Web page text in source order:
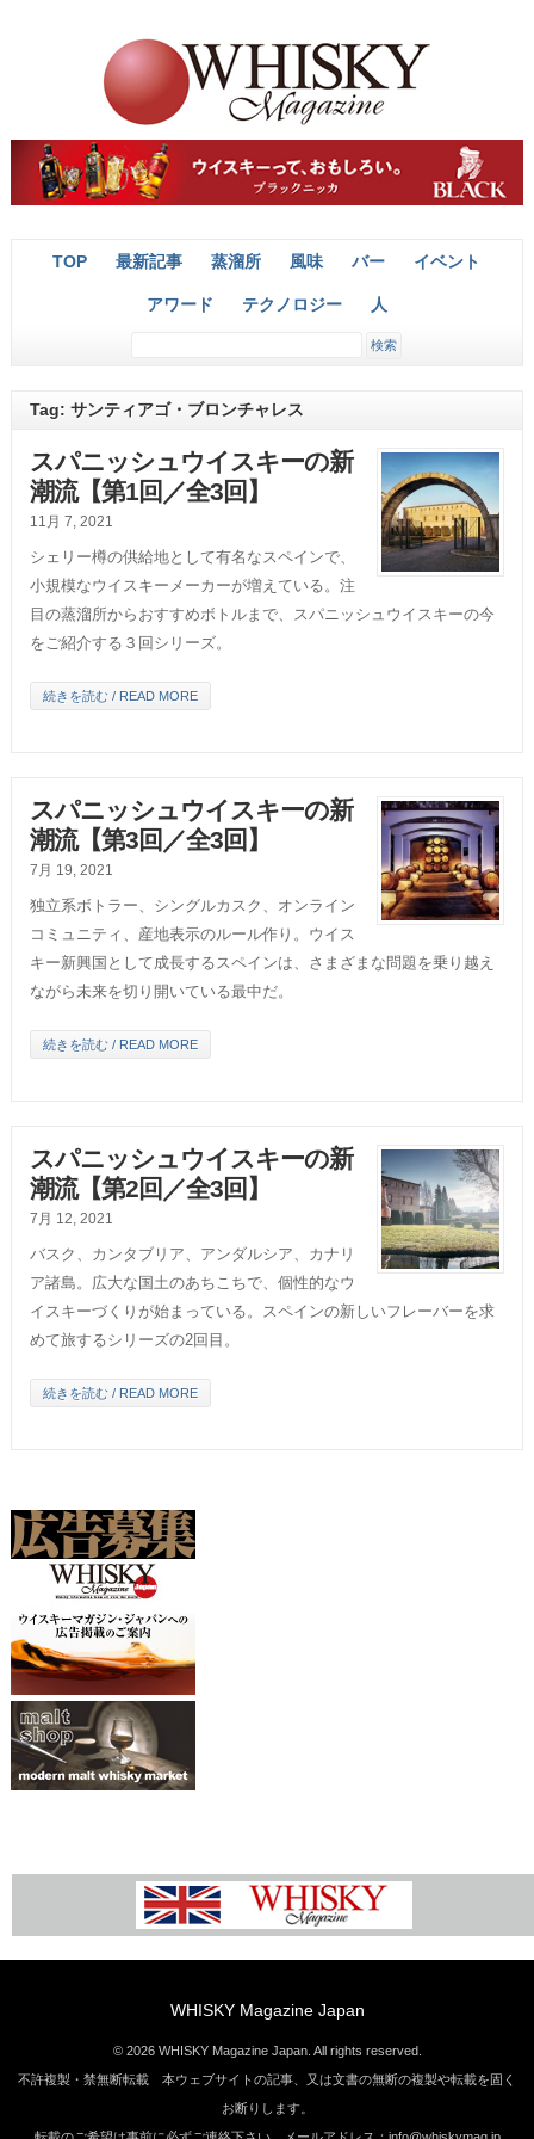
TOP 最新記事 蒸溜所 風味 バー イベント
アワード テクノロジー 人
Tag: サンティアゴ・ブロンチャレス
スパニッシュウイスキーの新
潮流【第1回／全3回】
11月 7, 2021
シェリー樽の供給地として有名なスペインで、
小規模なウイスキーメーカーが増えている。注
目の蒸溜所からおすすめボトルまで、スパニッシュウイスキーの今
をご紹介する３回シリーズ。
続きを読む / READ MORE
スパニッシュウイスキーの新
潮流【第3回／全3回】
7月 19, 2021
独立系ボトラー、シングルカスク、オンライン
コミュニティ、産地表示のルール作り。ウイス
キー新興国として成長するスペインは、さまざまな問題を乗り越え
ながら未来を切り開いている最中だ。
続きを読む / READ MORE
スパニッシュウイスキーの新
潮流【第2回／全3回】
7月 12, 2021
バスク、カンタブリア、アンダルシア、カナリ
ア諸島。広大な国土のあちこちで、個性的なウ
イスキーづくりが始まっている。スペインの新しいフレーバーを求
めて旅するシリーズの2回目。
続きを読む / READ MORE
WHISKY Magazine Japan
© 2026 WHISKY Magazine Japan. All rights reserved.
不許複製・禁無断転載 本ウェブサイトの記事、又は文書の無断の複製や転載を固く
お断りします。